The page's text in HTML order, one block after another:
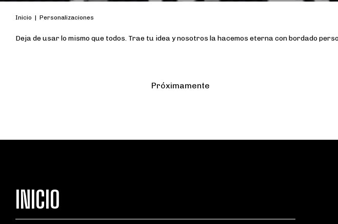
Inicio | Personalizaciones
Deja de usar lo mismo que todos. Trae tu idea y nosotros la hacemos eterna con bordado
Próximamente
INICIO